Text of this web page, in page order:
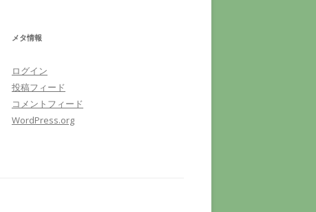
メタ情報
ログイン
投稿フィード
コメントフィード
WordPress.org